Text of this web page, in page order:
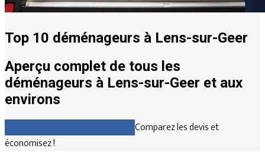
Top 10 déménageurs à Lens-sur-Geer
Aperçu complet de tous les
déménageurs à Lens-sur-Geer et aux
environs
Comparez les devis et
économisez !